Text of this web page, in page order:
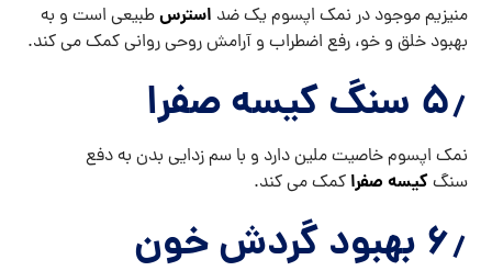
منیزیم موجود در نمک اپسوم یک ضد استرسطبیعی است و به
بهبود خلق و خو، رفع اضطراب و آرامش روحی روانی کمک می کند.
۵٫ سنگ کیسه صفرا
نمک اپسوم خاصیت ملین دارد و با سم زدایی بدن به دفع
سنگکیسه صفرا کمک می کند.
۶٫ بهبود گردش خون